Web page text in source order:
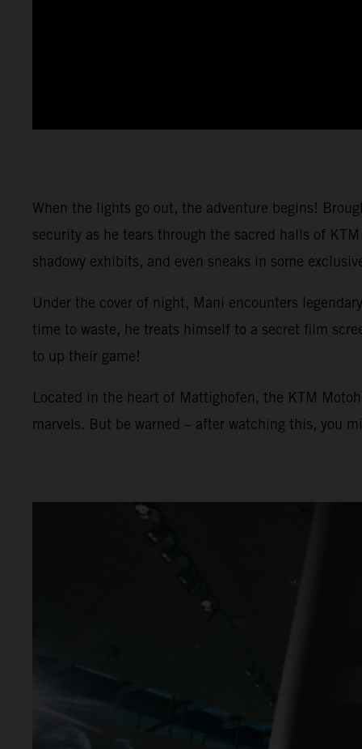
When the lights go out, the adventure begins!
security as he tears through the sacred halls of
shadowy exhibits, and even sneaks in some
Under the cover of night, Mani encounters
time to waste, he treats himself to a secret film
to up their game!
Located in the heart of Mattighofen, the KTM
marvels. But be warned – after watching this, you